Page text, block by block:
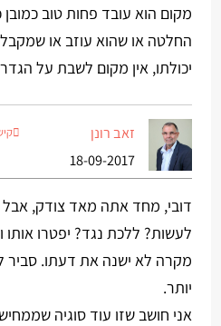
מקום הוא עובד פחות טוב
החלטה או שהוא עוזב או
יכולתו, אין מקום לשבת על
זאב רונן
18-09-2017
דובי, מחד אתה מאד צודק, אבל
לעשות? ללכת נגד? יפטרו
מקרה לא ישנה את דעתו. סביר
יותר.
אני חושב שזו עוד סוגיה